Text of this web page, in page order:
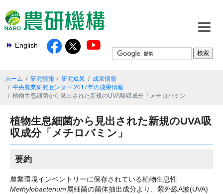
English
ホーム 研究情報 研究成果
成果情報
中央農業研究センター 2017年の成果情報
植物生息細菌から見出された新規のUVA吸収成分「メチロバミン」
植物生息細菌から見出された新規のUVA吸
収成分「メチロバミン」
要約
農業環境インベントリーに保存されている植物生息性
Methylobacterium 属細菌の菌体抽出成分より、紫外線A波(UVA)